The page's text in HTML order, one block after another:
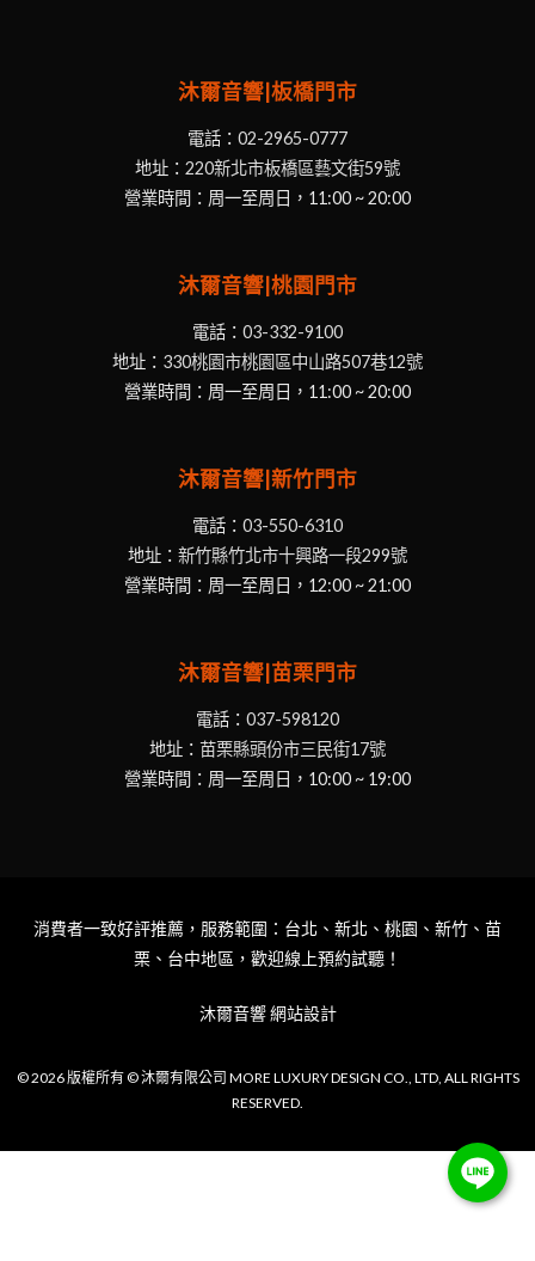
沐爾音響|板橋門市
電話： 02-2965-0777
地址： 220新北市板橋區藝文街59號
營業時間：周一至周日，11:00 ~ 20:00
沐爾音響|桃園門市
電話： 03-332-9100
地址： 330桃園市桃園區中山路507巷12號
營業時間：周一至周日，11:00 ~ 20:00
沐爾音響|新竹門市
電話： 03-550-6310
地址： 新竹縣竹北市十興路一段299號
營業時間：周一至周日，12:00 ~ 21:00
沐爾音響|苗栗門市
電話： 037-598120
地址： 苗栗縣頭份市三民街17號
營業時間：周一至周日，10:00 ~ 19:00
消費者一致好評推薦，服務範圍：台北、新北、桃園、新竹、苗
栗、台中地區，歡迎線上預約試聽！
沐爾音響 網站設計
© 2026 版權所有 © 沐爾有限公司 MORE LUXURY DESIGN CO., LTD, ALL RIGHTS
RESERVED.